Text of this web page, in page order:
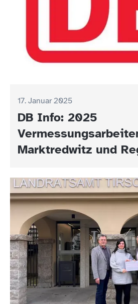
17. Januar 2025
DB Info: 2025
Marktredwitz und
16. Januar 2025
Landrat Roland
zu
Start im Januar